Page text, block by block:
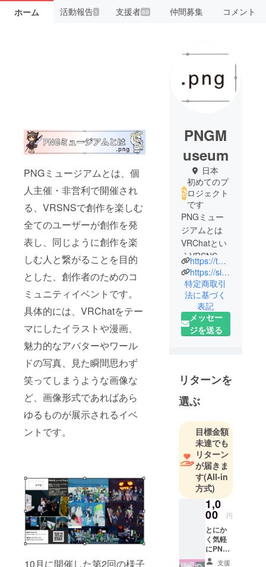
ホーム 活動報告1 支援者69 仲間募集 コメント
PNGミュージアムとは、個
人主催・非営利で開催され
る、VRSNSで創作を楽しむ
全てのユーザーが創作を発
表し、同じように創作を楽
しむ人と繋がることを目的
とした、創作者のためのコ
ミュニティイベントです。
具体的には、VRChatをテー
マにしたイラストや漫画、
魅力的なアバターやワール
ドの写真、見た瞬間思わず
笑ってしまうような画像な
ど、画像形式であればあら
ゆるものが展示されるイベ
ントです。
10月に開催した第2回の様子
PNGM
useum
日本
初めてのプ
ロジェクト
です
PNGミュー
ジアムとは
VRChatとい
うVRSNSで
不定期に開
催される、
VRChatに関
する画像形
式のものな
らなんでも
るユーザー
主催の非営
利展示会イ
す。
出展者のみ
なさんに、
また何かを
作りたいと
感情を刺激
し、出展者
同士が繋が
り、また新
しい創作の
火種を産み
https://twitter.com/png_museum_vrc
https://sites.google.com/view/pngmuseum
特定商取引
法に基づく
表記
メッセー
ジを送る
リターンを
選ぶ
目標金額
未達でも
リターン
が届きま
す(All-in
方式)
1,0
00 円
とにか
く気軽
にPNG
ミュー
支援